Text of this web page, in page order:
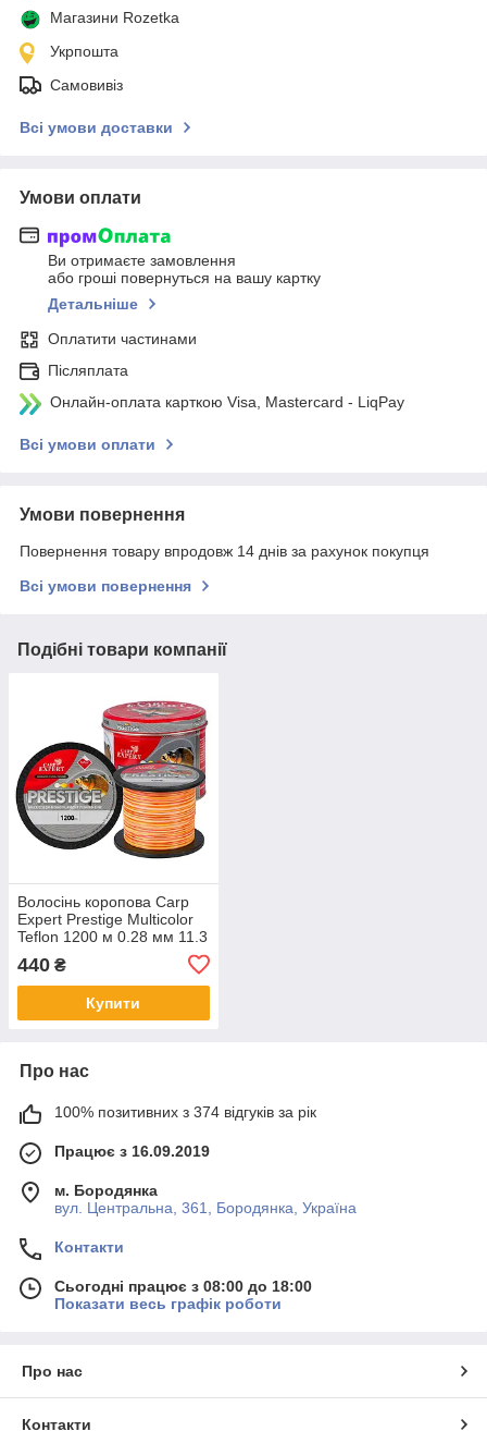
Магазини Rozetka
Укрпошта
Самовивіз
Всі умови доставки
Умови оплати
Ви отримаєте замовлення
або гроші повернуться на вашу картку
Детальніше
Оплатити частинами
Післяплата
Онлайн-оплата карткою Visa, Mastercard - LiqPay
Всі умови оплати
Умови повернення
Повернення товару впродовж 14 днів за рахунок покупця
Всі умови повернення
Подібні товари компанії
Волосінь коропова Carp
Expert Prestige Multicolor
Teflon 1200 м 0.28 мм 11.3
440 ₴
Купити
Про нас
100% позитивних з 374 відгуків за рік
Працює з 16.09.2019
м. Бородянка
вул. Центральна, 361, Бородянка, Україна
Контакти
Сьогодні працює з 08:00 до 18:00
Показати весь графік роботи
Про нас
Контакти